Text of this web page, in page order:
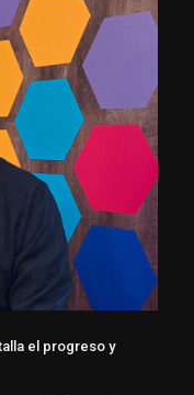
el progreso y